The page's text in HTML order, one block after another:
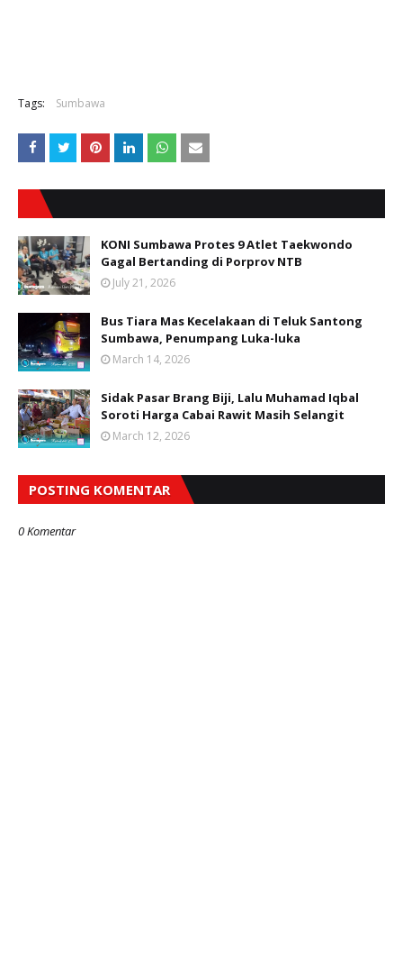
Tags: Sumbawa
KONI Sumbawa Protes 9 Atlet Taekwondo
Gagal Bertanding di Porprov NTB
July 21, 2026
Bus Tiara Mas Kecelakaan di Teluk Santong
Sumbawa, Penumpang Luka-luka
March 14, 2026
Sidak Pasar Brang Biji, Lalu Muhamad Iqbal
Soroti Harga Cabai Rawit Masih Selangit
March 12, 2026
POSTING KOMENTAR
0 Komentar